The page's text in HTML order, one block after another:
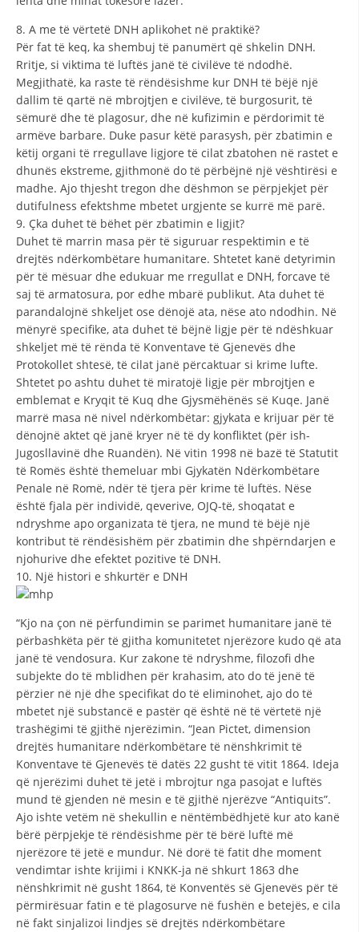
8. A me të vërtetë DNH aplikohet në praktikë?
Për fat të keq, ka shembuj të panumërt që shkelin DNH.
Rritje, si viktima të luftës janë të civilëve të ndodhë.
Megjithatë, ka raste të rëndësishme kur DNH të bëjë një
dallim të qartë në mbrojtjen e civilëve, të burgosurit, të
sëmurë dhe të plagosur, dhe në kufizimin e përdorimit të
armëve barbare. Duke pasur këtë parasysh, për zbatimin e
këtij organi të rregullave ligjore të cilat zbatohen në rastet e
dhunës ekstreme, gjithmonë do të përbëjnë një vështirësi e
madhe. Ajo thjesht tregon dhe dëshmon se përpjekjet për
dutifulness efektshme mbetet urgjente se kurrë më parë.
9. Çka duhet të bëhet për zbatimin e ligjit?
Duhet të marrin masa për të siguruar respektimin e të
drejtës ndërkombëtare humanitare. Shtetet kanë detyrimin
për të mësuar dhe edukuar me rregullat e DNH, forcave të
saj të armatosura, por edhe mbarë publikut. Ata duhet të
parandalojnë shkeljet ose dënojë ata, nëse ato ndodhin. Në
mënyrë specifike, ata duhet të bëjnë ligje për të ndëshkuar
shkeljet më të rënda të Konventave të Gjenevës dhe
Protokollet shtesë, të cilat janë përcaktuar si krime lufte.
Shtetet po ashtu duhet të miratojë ligje për mbrojtjen e
emblemat e Kryqit të Kuq dhe Gjysmëhënës së Kuqe. Janë
marrë masa në nivel ndërkombëtar: gjykata e krijuar për të
dënojnë aktet që janë kryer në të dy konfliktet (për ish-
Jugosllavinë dhe Ruandën). Në vitin 1998 në bazë të Statutit
të Romës është themeluar mbi Gjykatën Ndërkombëtare
Penale në Romë, ndër të tjera për krime të luftës. Nëse
është fjala për individë, qeverive, OJQ-të, shoqatat e
ndryshme apo organizata të tjera, ne mund të bëjë një
kontribut të rëndësishëm për zbatimin dhe shpërndarjen e
njohurive dhe efektet pozitive të DNH.
10. Një histori e shkurtër e DNH
“Kjo na çon në përfundimin se parimet humanitare janë të
përbashkëta për të gjitha komunitetet njerëzore kudo që ata
janë të vendosura. Kur zakone të ndryshme, filozofi dhe
subjekte do të mblidhen për krahasim, ato do të jenë të
përzier në një dhe specifikat do të eliminohet, ajo do të
mbetet një substancë e pastër që është në të vërtetë një
trashëgimi të gjithë njerëzimin. “Jean Pictet, dimension
drejtës humanitare ndërkombëtare të nënshkrimit të
Konventave të Gjenevës të datës 22 gusht të vitit 1864. Ideja
që njerëzimi duhet të jetë i mbrojtur nga pasojat e luftës
mund të gjenden në mesin e të gjithë njerëzve “Antiquits”.
Ajo ishte vetëm në shekullin e nëntëmbëdhjetë kur ato kanë
bërë përpjekje të rëndësishme për të bërë luftë më
njerëzore të jetë e mundur. Në dorë të fatit dhe moment
vendimtar ishte krijimi i KNKK-ja në shkurt 1863 dhe
nënshkrimit në gusht 1864, të Konventës së Gjenevës për të
përmirësuar fatin e të plagosurve në fushën e betejës, e cila
në fakt sinjalizoi lindjes së drejtës ndërkombëtare